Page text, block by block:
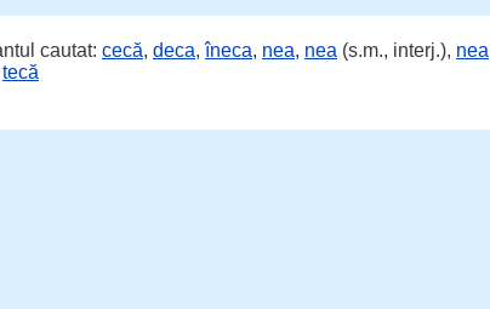
cautat: cecă, deca,îneca, nea, nea (s.m., interj.), nea
tecă